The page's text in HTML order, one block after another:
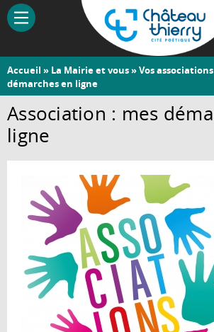
Aller
contenu
Château-
Thierry
Vous
êtes
ici
Accueil » La Mairie et vous»Vos associations
démarches en ligne
Association : mes
ligne